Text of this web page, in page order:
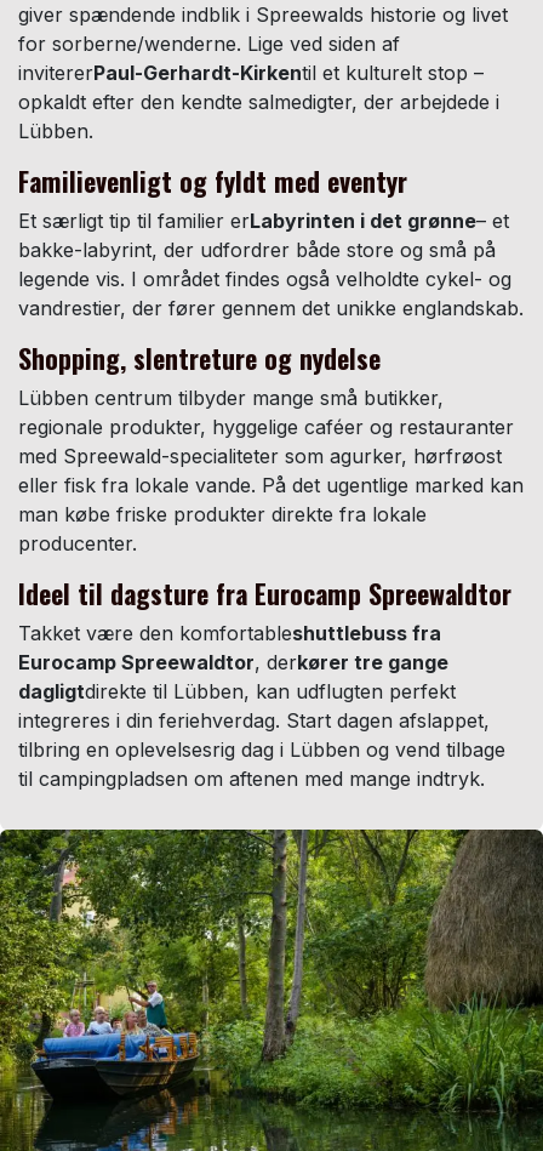
giver spændende indblik i Spreewalds historie og livet
for sorberne/wenderne. Lige ved siden af
invitererPaul-Gerhardt-Kirkentil et kulturelt stop –
opkaldt efter den kendte salmedigter, der arbejdede i
Lübben.
Familievenligt og fyldt med eventyr
Et særligt tip til familier erLabyrinten i det grønne– et
bakke-labyrint, der udfordrer både store og små på
legende vis. I området findes også velholdte cykel- og
vandrestier, der fører gennem det unikke englandskab.
Shopping, slentreture og nydelse
Lübben centrum tilbyder mange små butikker,
regionale produkter, hyggelige caféer og restauranter
med Spreewald-specialiteter som agurker, hørfrøost
eller fisk fra lokale vande. På det ugentlige marked kan
man købe friske produkter direkte fra lokale
producenter.
Ideel til dagsture fra Eurocamp Spreewaldtor
Takket være den komfortableshuttlebuss fra
Eurocamp Spreewaldtor, derkører tre gange
dagligtdirekte til Lübben, kan udflugten perfekt
integreres i din feriehverdag. Start dagen afslappet,
tilbring en oplevelsesrig dag i Lübben og vend tilbage
til campingpladsen om aftenen med mange indtryk.